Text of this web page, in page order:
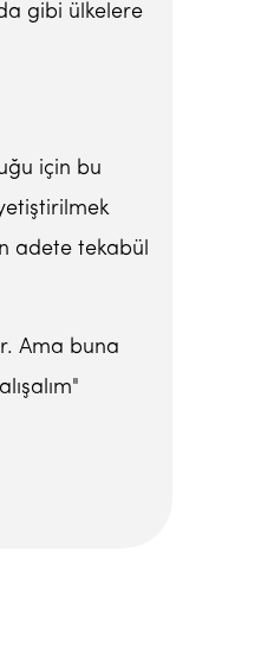
gibi ülkelere
için bu
adete tekabül
Ama buna